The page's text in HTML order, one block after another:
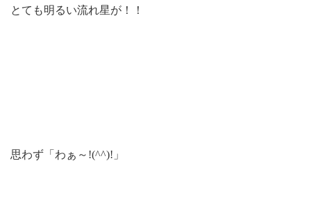
とても明るい流れ星が！！
思わず「わぁ～!(^^)!」